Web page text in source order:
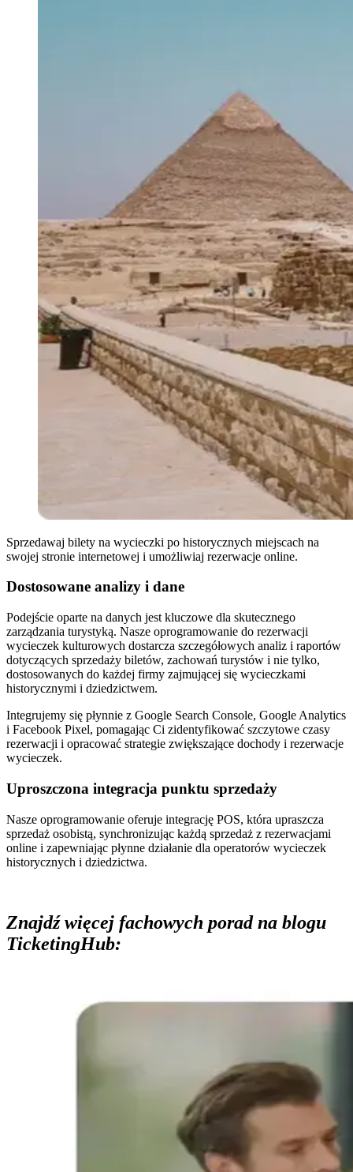
Sprzedawaj bilety na wycieczki po historycznych miejscach na
swojej stronie internetowej i umożliwiaj rezerwacje online.
Dostosowane analizy i dane
Podejście oparte na danych jest kluczowe dla skutecznego
zarządzania turystyką. Nasze oprogramowanie do rezerwacji
wycieczek kulturowych dostarcza szczegółowych analiz i raportów
dotyczących sprzedaży biletów, zachowań turystów i nie tylko,
dostosowanych do każdej firmy zajmującej się wycieczkami
historycznymi i dziedzictwem.
Integrujemy się płynnie z Google Search Console, Google Analytics
i Facebook Pixel, pomagając Ci zidentyfikować szczytowe czasy
rezerwacji i opracować strategie zwiększające dochody i rezerwacje
wycieczek.
Uproszczona integracja punktu sprzedaży
Nasze oprogramowanie oferuje integrację POS, która upraszcza
sprzedaż osobistą, synchronizując każdą sprzedaż z rezerwacjami
online i zapewniając płynne działanie dla operatorów wycieczek
historycznych i dziedzictwa.
Znajdź więcej fachowych porad na blogu
TicketingHub: